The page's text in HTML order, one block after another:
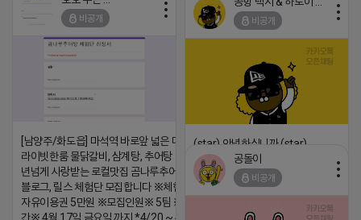
2026-04-18 17:18
2026-04-18 17:15
비공개
[남양주/화도읍] 마석역 바로앞 넓은 매장과, 프
라이빗한룸 물닭갈비, 삼계탕, 추어탕 맛집 10
년넘게 사랑받는 로컬맛집 곰나루추어탕에서
블로그, 릴스 체험단 모집합니다 ※체험메뉴※
자유이용권 5만원 ※모집인원※ 5팀 ※모집기
비공개
(star) 안녕하십니까 (star)
2026-04-18 17:12
공돌이
비공개